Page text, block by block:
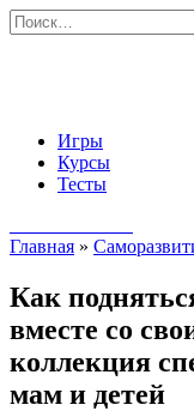
Перейти
к
Search
for:
Игры
Курсы
Тесты
Главная »
Как
вместе со
коллекция
мам и детей